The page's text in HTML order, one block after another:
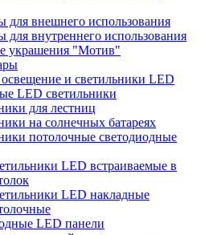
для внешнего использования
для внутреннего использования
украшения "Мотив"
и светильники LED
LED светильники
для лестниц
на солнечных батареях
потолочные светодиодные
LED встраиваемые в
LED накладные
LED панели